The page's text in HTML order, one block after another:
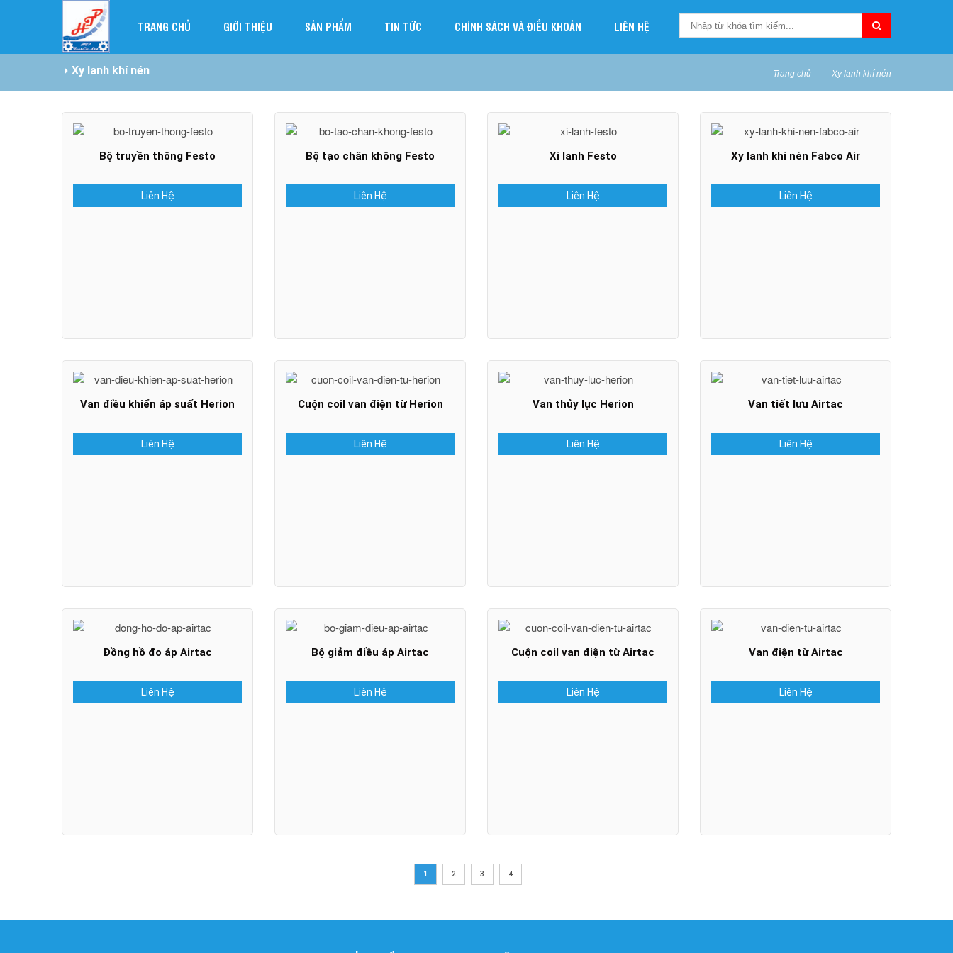
TRANG CHỦ GIỚI THIỆU SẢN PHẨM TIN TỨC CHÍNH SÁCH VÀ ĐIỀU KHOẢN LIÊN HỆ
Xy lanh khí nén Trang chủ Xy lanh khí nén
Bộ truyền thông Festo
Liên Hệ
Bộ tạo chân không Festo
Liên Hệ
Xi lanh Festo
Liên Hệ
Xy lanh khí nén Fabco Air
Liên Hệ
Van điều khiển áp suất Herion
Liên Hệ
Cuộn coil van điện từ Herion
Liên Hệ
Van thủy lực Herion
Liên Hệ
Van tiết lưu Airtac
Liên Hệ
Đồng hồ đo áp Airtac
Liên Hệ
Bộ giảm điều áp Airtac
Liên Hệ
Cuộn coil van điện từ Airtac
Liên Hệ
Van điện từ Airtac
Liên Hệ
1 2 3 4